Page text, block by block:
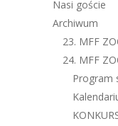
Nasi goście
Archiwum
23. MFF
24. MFF
Program